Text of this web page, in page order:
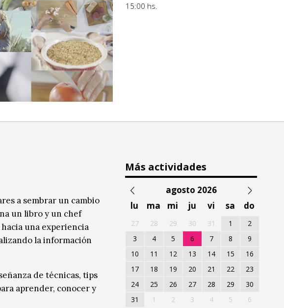
15:00 hs.
a sembrar un cambio
un libro y un chef
una experiencia
la información
de técnicas, tips
aprender, conocer y
Más actividades
agosto 2026
lu
ma mi ju vi sa do
27 28 29 30 31 1
2
3
4 5 6 7 8
9
10
11 12 13 14 15
16
17
18 19 20 21 22
23
24
25 26 27 28 29
30
31
1 2 3 4 5 6